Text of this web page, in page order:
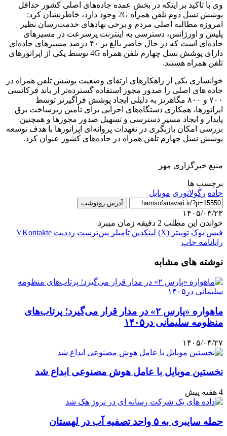
وی با تاکید بر اینکه در بخش عمده جاده‌های اصلی کشور حداقل
پوشش نسل دوم تلفن همراه 2G وجود دارد، خاطرنشان کرد:
امروزه مطالبه اصلی مردم و برخی نهادهای خدمت‌رسان نظیر
پلیس و اورژانس، دسترسی به اینترنت پرسرعت در مسیرهای
جاده‌ای است که در حال حاضر بالغ بر ۴۰ درصد مسیرهای جاده‌ای
دارای پوشش نسل چهارم تلفن همراه 4G توسط یکی از اپراتورهای
تلفن همراه هستند.
خوانساری یکی از راهکارهای ارتقای وضعیت پوشش تلفن همراه در
جاده های اصلی را صدور مجوز استفاده گسترده‌تر از باند فرکانسی
۷۰۰ و ۸۰۰ مگاهرتز به دلیلی ایجاد پوشش فراگیرتر توسط
اپراتورها، همکاری دستگاه‌های اجرایی برای تأمین زیرساخت برق
پایدار و ایجاد مسیر دسترسی و تسهیل صدور مجوزها و همچنین
بررسی امکان بازنگری در تعهدات پروانه‌ای اپراتورها با هدف توسعه
پوشش نسل‌ چهارم تلفن همراه در جاده‌های کشور عنوان کرد.
منبع خبرگزاری مهر
برچسب ها
جاده رگولاتوری موبایل
آدرس رونوشت
۱۴۰۵/۰۳/۲۳
خواندن این مطلب 2 دقیقه زمان میبرد
فیس بوک توییتر (X) لینکدین ‫تامبلر ‫پین‌ترست ‫رددیت ‫VKontakte
رایانامه چاپ
نوشته های مشابه
ماهواره «پارس ۲» در مدار قرار می‌گیرد؛ پرتاب‌های
منظومه سلیمانی در۱۴۰۵
۱۴۰۵/۰۳/۲۷
نخستین موبایل با عامل هوش مصنوعی ابداع شد
4 هفته پیش
حمله سایبری به ۵ واحد تصفیه آب در لهستان